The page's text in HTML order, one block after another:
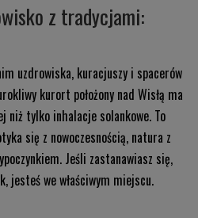
z tradycjami:
uzdrowiska, kuracjuszy i spacerów
kurort położony nad Wisłą ma
niż tylko inhalacje solankowe. To
się z nowoczesnością, natura z
Jeśli zastanawiasz się,
jesteś we właściwym miejscu.